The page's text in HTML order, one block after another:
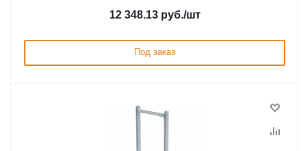
12 348.13руб./шт
Под заказ